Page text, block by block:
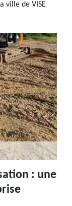
ville de VISE
: une